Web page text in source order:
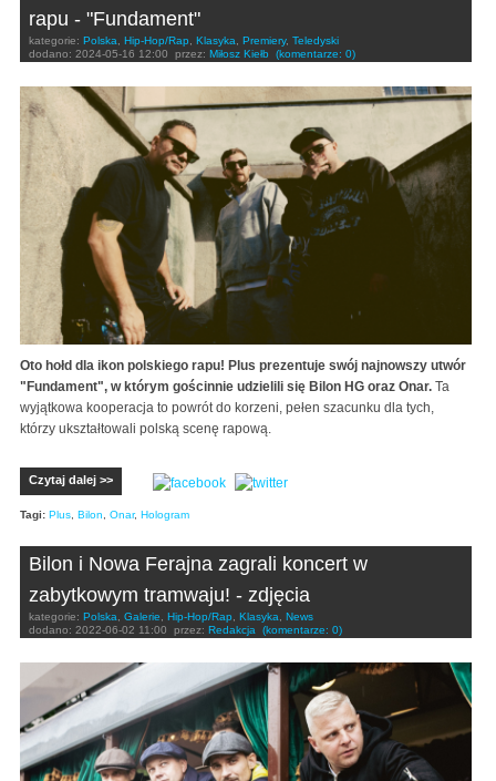
rapu - "Fundament"
kategorie: Polska Hip-Hop/Rap Klasyka Premiery, Teledyski
dodano: 2024-05-16 12:00 przez: Miłosz Kiełb (komentarze: 0)
Oto hołd dla ikon polskiego rapu! Plus prezentuje swój najnowszy utwór
"Fundament", w którym gościnnie udzielili się Bilon HG oraz Onar. Ta
wyjątkowa kooperacja to powrót do korzeni, pełen szacunku dla tych,
którzy ukształtowali polską scenę rapową.
Czytaj dalej >>
Tagi: Plus Bilon Onar, Hologram
Bilon i Nowa Ferajna zagrali koncert w
zabytkowym tramwaju! - zdjęcia
kategorie: Polska Galerie Hip-Hop/Rap Klasyka
News
dodano: 2022-06-02 11:00 przez: Redakcja (komentarze: 0)